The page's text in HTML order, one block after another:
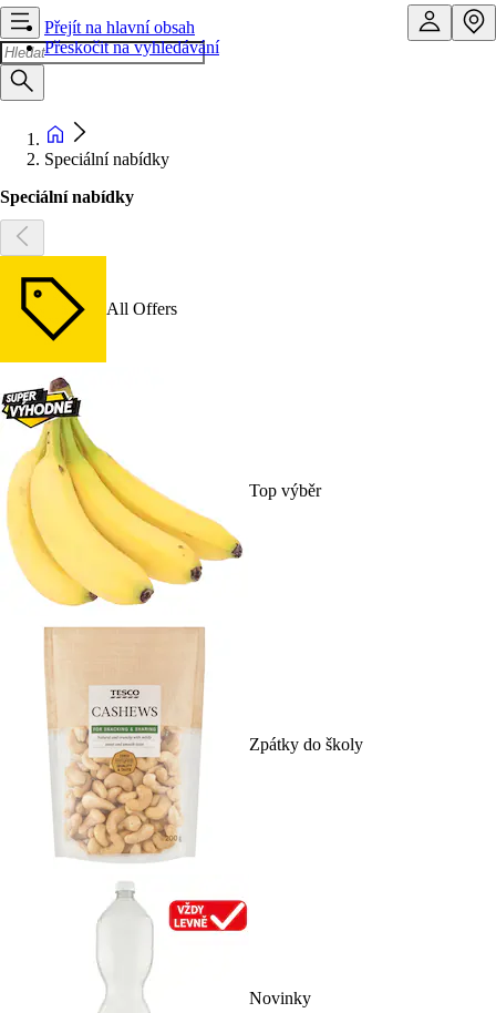
Přejít na hlavní obsah
Přeskočit na vyhledávání
Speciální nabídky
Speciální nabídky
All Offers
Top výběr
Zpátky do školy
Novinky